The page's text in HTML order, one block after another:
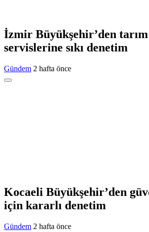
İzmir Büyükşehir’den
servislerine sıkı denetim
Gündem 2 hafta önce
Kocaeli Büyükşehir’den
için kararlı denetim
Gündem 2 hafta önce